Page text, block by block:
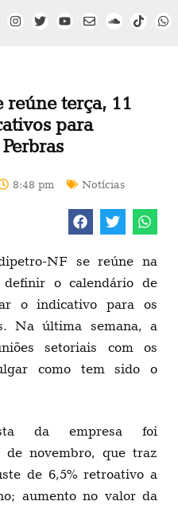
terça, 11
para
8:48 pm Notícias
NF se reúne na
o calendário de
o indicativo para os
Na última semana, a
setoriais com os
como tem sido o
da empresa foi
novembro, que traz
de 6,5% retroativo a
aumento no valor da